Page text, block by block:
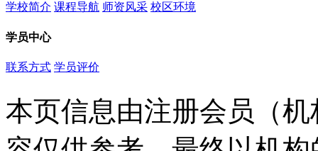
学校简介 课程导航 师资风采 校区环境
学员中心
联系方式 学员评价
本页信息由注册会员（